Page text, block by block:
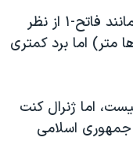
در مقابل، موشک‌های حکومت ایران مانند فاتح-۱ از نظر
متر) اما برد کمتری
اما ژنرال کنت
جمهوری اسلامی